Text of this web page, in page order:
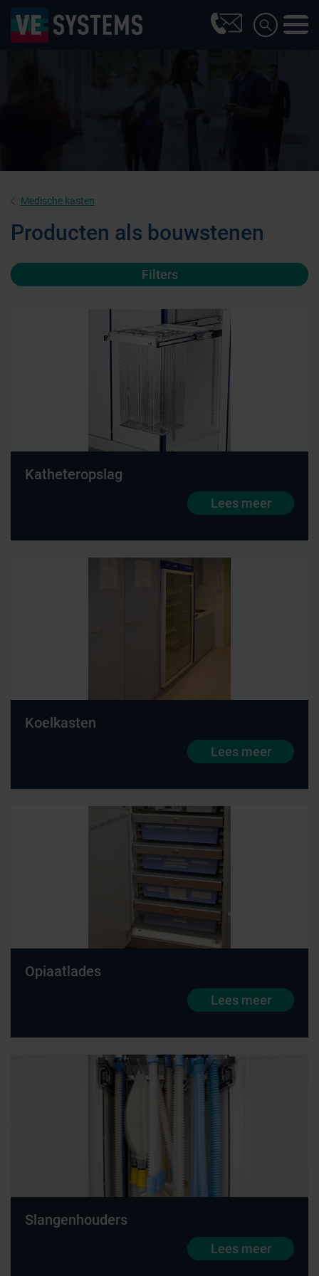
Medische kasten
Producten als bouwstenen
Filters
Katheteropslag
Lees meer
Koelkasten
Lees meer
Opiaatlades
Lees meer
Slangenhouders
Lees meer